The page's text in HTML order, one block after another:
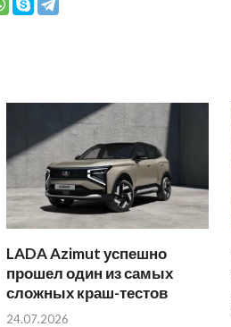
LADA Azimut успешно
прошел один из самых
сложных краш-тестов
24.07.2026